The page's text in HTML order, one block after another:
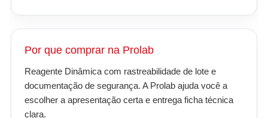
Por que comprar na Prolab
Reagente Dinâmica com rastreabilidade de lote e
documentação de segurança. A Prolab ajuda você a
escolher a apresentação certa e entrega ficha técnica
clara.